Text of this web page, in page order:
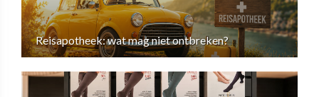
Reisapotheek: wat mag niet ontbreken?